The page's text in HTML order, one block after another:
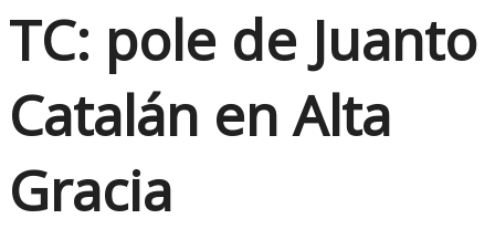
TC: pole de Juanto
Catalán en Alta
Gracia